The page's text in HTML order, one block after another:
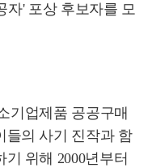
자' 포상 후보자를 모
기업제품 공공구매
들의 사기 진작과 함
위해 2000년부터